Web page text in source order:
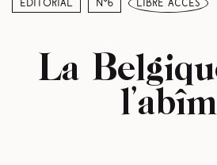
Éditorial N°6 libre accès
La